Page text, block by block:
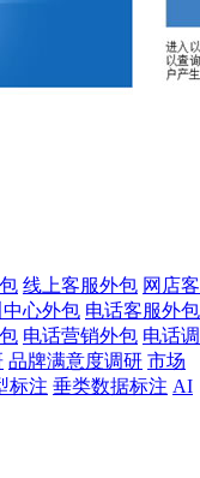
线上客服外包 网店客
中心外包 电话客服外包
电话营销外包 电话调
品牌满意度调研 市场
标注 垂类数据标注 AI